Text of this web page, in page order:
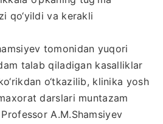
qo‘yildi va kerakli
tomonidan yuqori
talab qiladigan kasalliklar
o‘tkazilib, klinika yosh
darslari muntazam
A.M.Shamsiyev